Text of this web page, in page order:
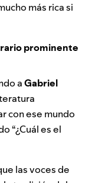
más rica si
prominente
aGabriel
con ese mundo
“¿Cuál es el
las voces de